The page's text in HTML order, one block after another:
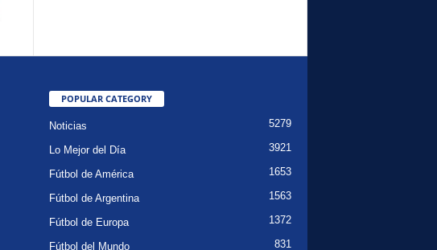
POPULAR CATEGORY
Noticias 5279
Lo Mejor del Día 3921
Fútbol de América 1653
Fútbol de Argentina 1563
Fútbol de Europa 1372
Fútbol del Mundo 831